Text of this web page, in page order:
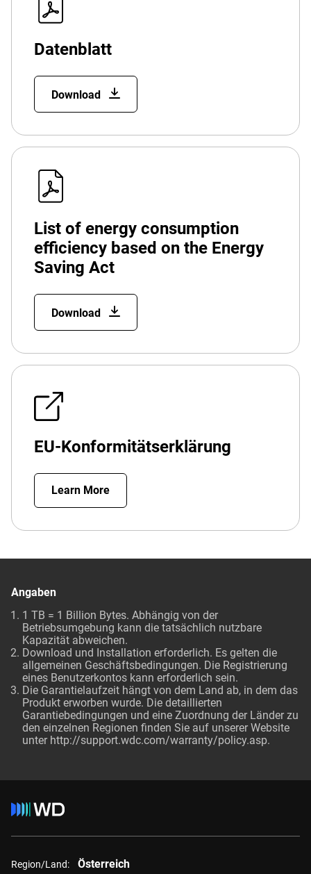
Datenblatt
Download
List of energy consumption
efficiency based on the Energy
Saving Act
Download
EU-Konformitätserklärung
Learn More
Angaben
1 TB = 1 Billion Bytes. Abhängig von der
Betriebsumgebung kann die tatsächlich nutzbare
Kapazität abweichen.
Download und Installation erforderlich. Es gelten die
allgemeinen Geschäftsbedingungen. Die Registrierung
eines Benutzerkontos kann erforderlich sein.
Die Garantielaufzeit hängt von dem Land ab, in dem das
Produkt erworben wurde. Die detaillierten
Garantiebedingungen und eine Zuordnung der Länder zu
den einzelnen Regionen finden Sie auf unserer Website
unter http://support.wdc.com/warranty/policy.asp.
Region/Land: Österreich